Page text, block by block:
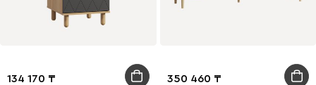
134 170 350 460